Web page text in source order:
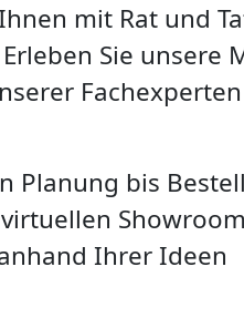
mit Rat und
Sie unsere
Planung bis
Showroom
Ihrer Ideen